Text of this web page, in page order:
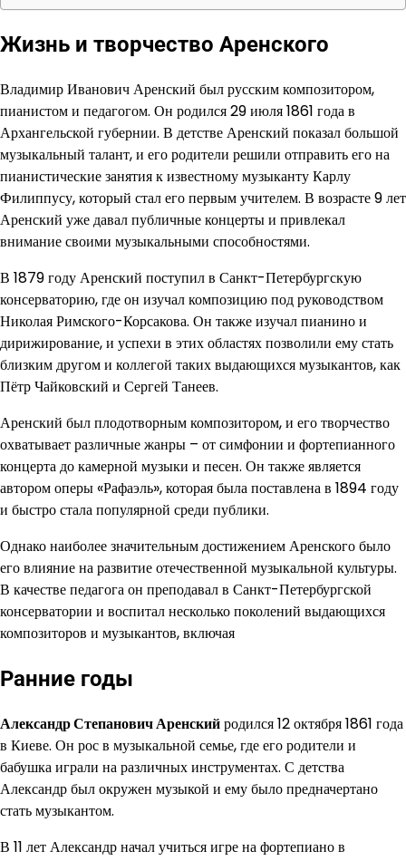
Жизнь и творчество Аренского
Владимир Иванович Аренский был русским композитором,
пианистом и педагогом. Он родился 29 июля 1861 года в
Архангельской губернии. В детстве Аренский показал большой
музыкальный талант, и его родители решили отправить его на
пианистические занятия к известному музыканту Карлу
Филиппусу, который стал его первым учителем. В возрасте 9 лет
Аренский уже давал публичные концерты и привлекал
внимание своими музыкальными способностями.
В 1879 году Аренский поступил в Санкт-Петербургскую
консерваторию, где он изучал композицию под руководством
Николая Римского-Корсакова. Он также изучал пианино и
дирижирование, и успехи в этих областях позволили ему стать
близким другом и коллегой таких выдающихся музыкантов, как
Пётр Чайковский и Сергей Танеев.
Аренский был плодотворным композитором, и его творчество
охватывает различные жанры – от симфонии и фортепианного
концерта до камерной музыки и песен. Он также является
автором оперы «Рафаэль», которая была поставлена в 1894 году
и быстро стала популярной среди публики.
Однако наиболее значительным достижением Аренского было
его влияние на развитие отечественной музыкальной культуры.
В качестве педагога он преподавал в Санкт-Петербургской
консерватории и воспитал несколько поколений выдающихся
композиторов и музыкантов, включая
Ранние годы
Александр Степанович Аренскийродился 12 октября 1861 года
в Киеве. Он рос в музыкальной семье, где его родители и
бабушка играли на различных инструментах. С детства
Александр был окружен музыкой и ему было предначертано
стать музыкантом.
В 11 лет Александр начал учиться игре на фортепиано в